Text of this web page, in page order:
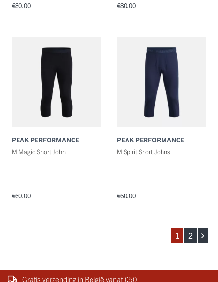
€80.00 €80.00
PEAK PERFORMANCE
M Magic Short John
€60.00
PEAK PERFORMANCE
M Spirit Short Johns
€60.00
1 2
Gratis verzending in België vanaf €50